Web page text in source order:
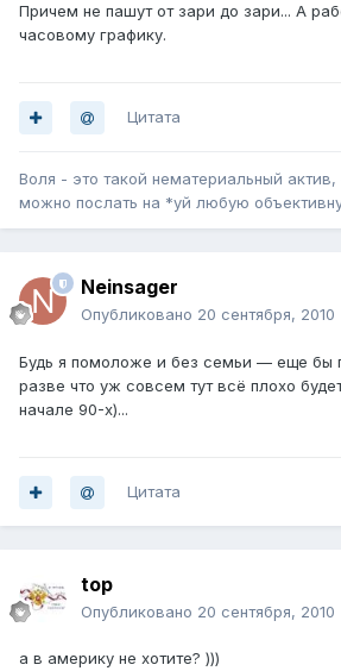
Причем не пашут от зари до зари... А
часовому графику.
Цитата
Воля - это такой нематериальный
можно послать на *уй любую
Neinsager
Опубликовано 20 сентября, 2010
Будь я помоложе и без семьи — еще бы
разве что уж совсем тут всё плохо
начале 90-х)...
Цитата
top
Опубликовано 20 сентября, 2010
а в америку не хотите? )))